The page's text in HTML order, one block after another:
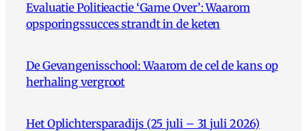
Evaluatie Politieactie ‘Game Over’: Waarom
opsporingssucces strandt in de keten
De Gevangenisschool: Waarom de cel de kans op
herhaling vergroot
Het Oplichtersparadijs (25 juli – 31 juli 2026)